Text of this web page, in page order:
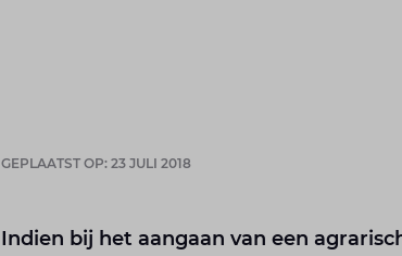
GEPLAATST OP: 23 JULI 2018
Indien bij het aangaan van een